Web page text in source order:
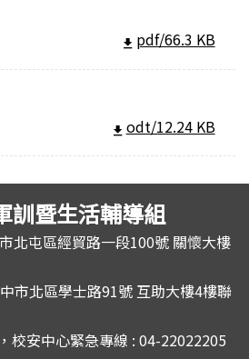
pdf/66.3 KB
odt/12.24 KB
訓暨生活輔導組
北屯區經貿路一段100號 關懷大樓
市北區學士路91號 互助大樓4樓聯
校安中心緊急專線 : 04-22022205